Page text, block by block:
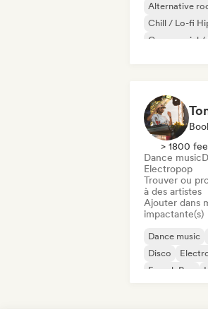
Alternative
Chill / Lo-fi
Commercial /
> 1800
Dance music
Electropop
Trouver ou
à des artistes
Ajouter dans
impactante(s)
Dance music
Disco
French Pop